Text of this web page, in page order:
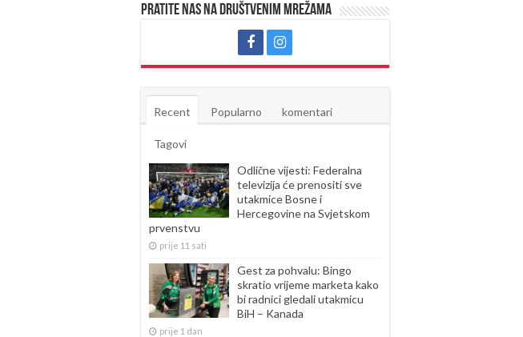
Pratite nas na društvenim mrežama
Recent Popularno komentari
Tagovi
Odlične vijesti: Federalna
televizija će prenositi sve
utakmice Bosne i
Hercegovine na Svjetskom
prvenstvu
prije 11 sati
Gest za pohvalu: Bingo
skratio vrijeme marketa kako
bi radnici gledali utakmicu
BiH – Kanada
prije 1 dan